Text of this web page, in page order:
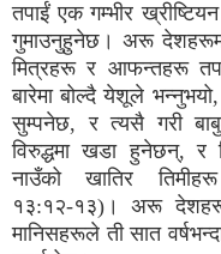
तपाईं एक गम्भीर
गुमाउनुहुनेछ। अरू
मित्रहरू र आफन्तहरू
बारेमा बोल्दै येशूले
सुम्पनेछ, र त्यसै गरी
विरुद्धमा खडा हुनेछन्, र
नाउँको खातिर
१३:१२-१३)। अरू
मानिसहरूले ती सात